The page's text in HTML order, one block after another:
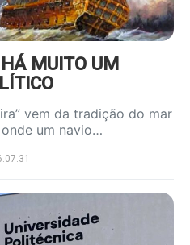
MUITO UM
vem da tradição do mar
um navio…
upv-